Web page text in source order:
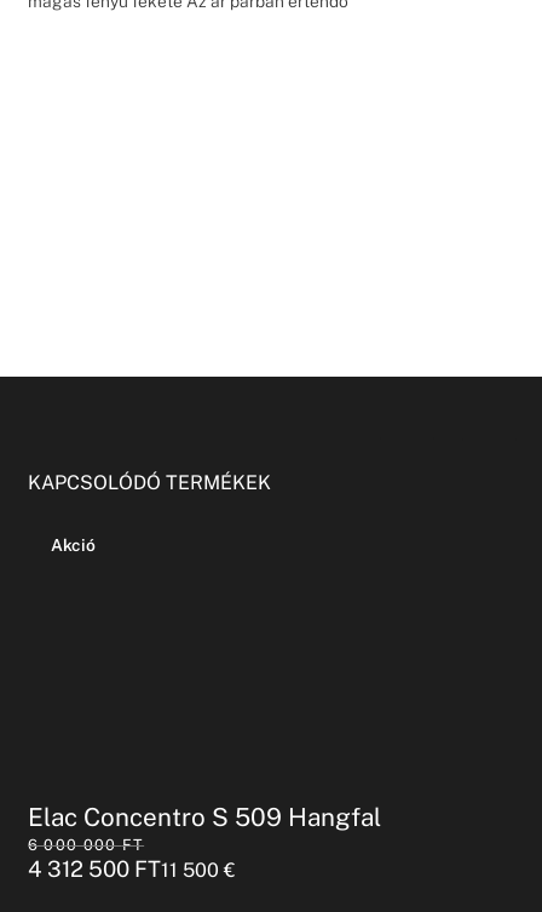
KAPCSOLÓDÓ TERMÉKEK
Akció
Elac Concentro S 509 Hangfal
6 000 000FT
4 312 500 FT11 500€